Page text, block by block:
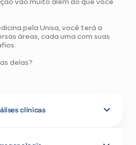
pela Unisa, você terá a
áreas, cada uma com suas
delas?
clínicas